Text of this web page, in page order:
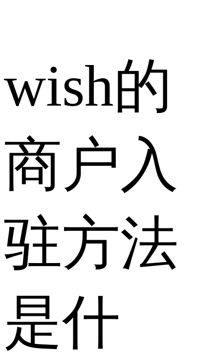
wish的
商户入
驻方法
是什